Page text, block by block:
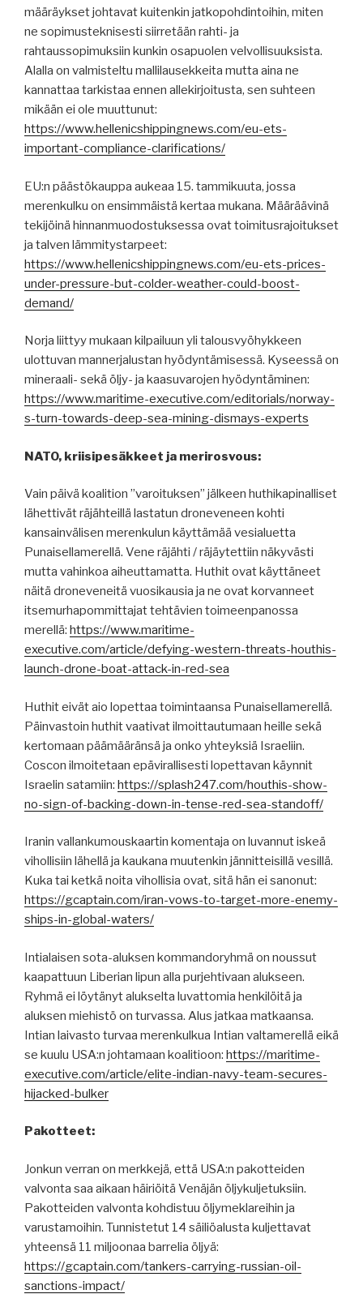
määräykset johtavat kuitenkin jatkopohdintoihin, miten
ne sopimusteknisesti siirretään rahti- ja
rahtaussopimuksiin kunkin osapuolen velvollisuuksista.
Alalla on valmisteltu mallilausekkeita mutta aina ne
kannattaa tarkistaa ennen allekirjoitusta, sen suhteen
mikään ei ole muuttunut:
https://www.hellenicshippingnews.com/eu-ets-
important-compliance-clarifications/
EU:n päästökauppa aukeaa 15. tammikuuta, jossa
merenkulku on ensimmäistä kertaa mukana. Määräävinä
tekijöinä hinnanmuodostuksessa ovat toimitusrajoitukset
ja talven lämmitystarpeet:
https://www.hellenicshippingnews.com/eu-ets-prices-
under-pressure-but-colder-weather-could-boost-
demand/
Norja liittyy mukaan kilpailuun yli talousvyöhykkeen
ulottuvan mannerjalustan hyödyntämisessä. Kyseessä on
mineraali- sekä öljy- ja kaasuvarojen hyödyntäminen:
https://www.maritime-executive.com/editorials/norway-
s-turn-towards-deep-sea-mining-dismays-experts
NATO, kriisipesäkkeet ja merirosvous:
Vain päivä koalition ”varoituksen” jälkeen huthikapinalliset
lähettivät räjähteillä lastatun droneveneen kohti
kansainvälisen merenkulun käyttämää vesialuetta
Punaisellamerellä. Vene räjähti / räjäytettiin näkyvästi
mutta vahinkoa aiheuttamatta. Huthit ovat käyttäneet
näitä droneveneitä vuosikausia ja ne ovat korvanneet
itsemurhapommittajat tehtävien toimeenpanossa
merellä: https://www.maritime-
executive.com/article/defying-western-threats-houthis-
launch-drone-boat-attack-in-red-sea
Huthit eivät aio lopettaa toimintaansa Punaisellamerellä.
Päinvastoin huthit vaativat ilmoittautumaan heille sekä
kertomaan päämääränsä ja onko yhteyksiä Israeliin.
Coscon ilmoitetaan epävirallisesti lopettavan käynnit
Israelin satamiin: https://splash247.com/houthis-show-
no-sign-of-backing-down-in-tense-red-sea-standoff/
Iranin vallankumouskaartin komentaja on luvannut iskeä
vihollisiin lähellä ja kaukana muutenkin jännitteisillä vesillä.
Kuka tai ketkä noita vihollisia ovat, sitä hän ei sanonut:
https://gcaptain.com/iran-vows-to-target-more-enemy-
ships-in-global-waters/
Intialaisen sota-aluksen kommandoryhmä on noussut
kaapattuun Liberian lipun alla purjehtivaan alukseen.
Ryhmä ei löytänyt alukselta luvattomia henkilöitä ja
aluksen miehistö on turvassa. Alus jatkaa matkaansa.
Intian laivasto turvaa merenkulkua Intian valtamerellä eikä
se kuulu USA:n johtamaan koalitioon: https://maritime-
executive.com/article/elite-indian-navy-team-secures-
hijacked-bulker
Pakotteet:
Jonkun verran on merkkejä, että USA:n pakotteiden
valvonta saa aikaan häiriöitä Venäjän öljykuljetuksiin.
Pakotteiden valvonta kohdistuu öljymeklareihin ja
varustamoihin. Tunnistetut 14 säiliöalusta kuljettavat
yhteensä 11 miljoonaa barrelia öljyä:
https://gcaptain.com/tankers-carrying-russian-oil-
sanctions-impact/